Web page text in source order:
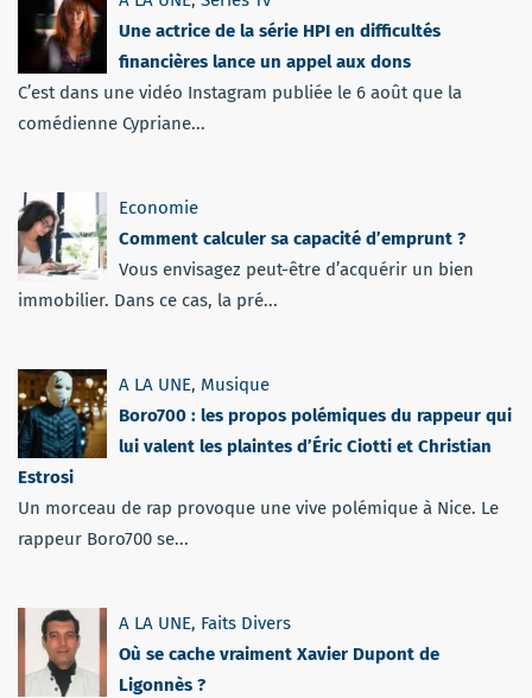
Une actrice de la série HPI en difficultés
financières lance un appel aux dons
C’est dans une vidéo Instagram publiée le 6 août que la
comédienne Cypriane...
Economie
Comment calculer sa capacité d’emprunt ?
Vous envisagez peut-être d’acquérir un bien
immobilier. Dans ce cas, la pré...
A LA UNE, Musique
Boro700 : les propos polémiques du rappeur qui
lui valent les plaintes d’Éric Ciotti et Christian
Estrosi
Un morceau de rap provoque une vive polémique à Nice. Le
rappeur Boro700 se...
A LA UNE, Faits Divers
Où se cache vraiment Xavier Dupont de
Ligonnès ?